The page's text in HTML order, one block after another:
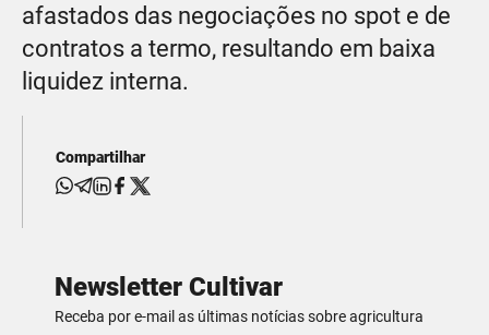
afastados das negociações no spot e de
contratos a termo, resultando em baixa
liquidez interna.
Compartilhar
Newsletter Cultivar
Receba por e-mail as últimas notícias sobre agricultura